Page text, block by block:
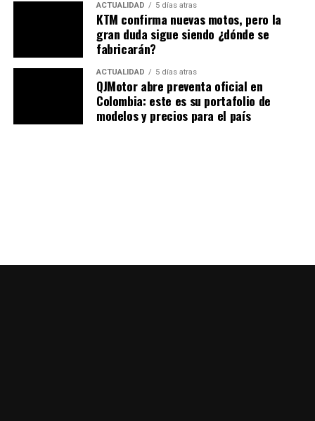
ACTUALIDAD 5 días atras
KTM confirma nuevas motos, pero la
gran duda sigue siendo ¿dónde se
fabricarán?
ACTUALIDAD 5 días atras
QJMotor abre preventa oficial en
Colombia: este es su portafolio de
modelos y precios para el país